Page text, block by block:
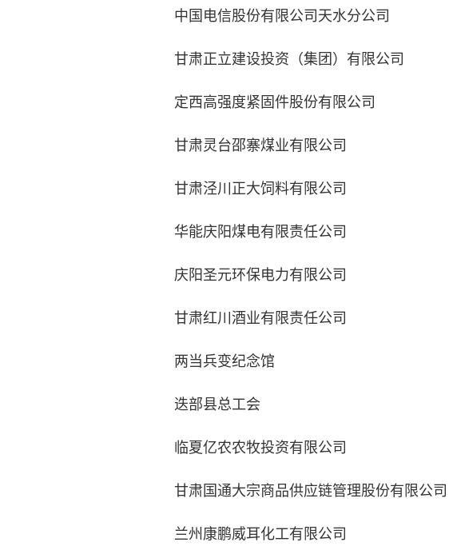
中国电信股份有限公司天水分公司
甘肃正立建设投资（集团）有限公司
定西高强度紧固件股份有限公司
甘肃灵台邵寨煤业有限公司
甘肃泾川正大饲料有限公司
华能庆阳煤电有限责任公司
庆阳圣元环保电力有限公司
甘肃红川酒业有限责任公司
两当兵变纪念馆
迭部县总工会
临夏亿农农牧投资有限公司
甘肃国通大宗商品供应链管理股份有限公司
兰州康鹏威耳化工有限公司